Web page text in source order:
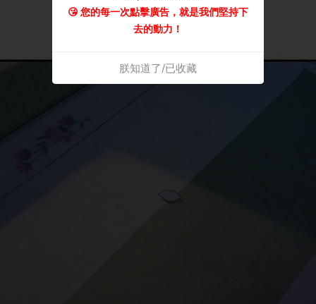
😘 您的每一次點擊廣告，就是我們堅持下
去的動力！
朕知道了/已收藏